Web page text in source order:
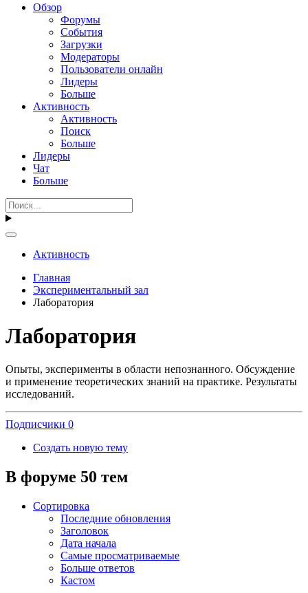
Обзор
Форумы
События
Загрузки
Модераторы
Пользователи онлайн
Лидеры
Больше
Активность
Активность
Поиск
Больше
Лидеры
Чат
Больше
Активность
Главная
Экспериментальный зал
Лаборатория
Лаборатория
Опыты, эксперименты в области непознанного. Обсуждение
и применение теоретических знаний на практике. Результаты
исследований.
Подписчики 0
Создать новую тему
В форуме 50 тем
Сортировка
Последние обновления
Заголовок
Дата начала
Самые просматриваемые
Больше ответов
Кастом